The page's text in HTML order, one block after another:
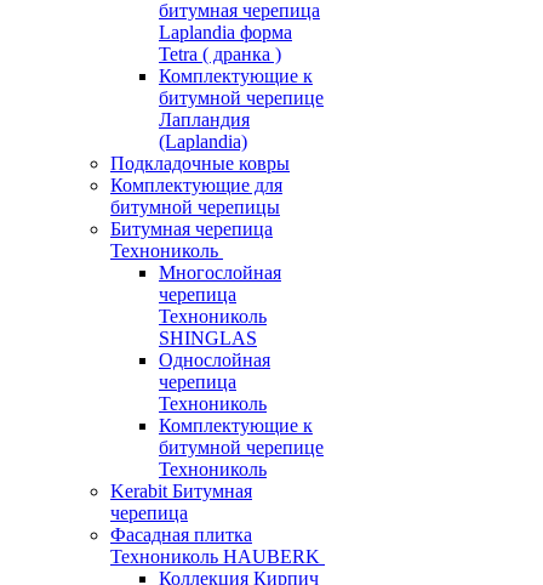
битумная черепица
Laplandia форма
Tetra ( дранка )
Комплектующие к
битумной черепице
Лапландия
(Laplandia)
Подкладочные ковры
Комплектующие для
битумной черепицы
Битумная черепица
Технониколь
Многослойная
черепица
Технониколь
SHINGLAS
Однослойная
черепица
Технониколь
Комплектующие к
битумной черепице
Технониколь
Kerabit Битумная
черепица
Фасадная плитка
Технониколь HAUBERK
Кол​лекция Кирпич